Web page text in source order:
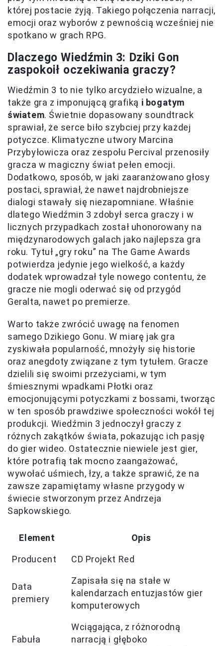
której postacie żyją. Takiego połączenia narracji,
emocji oraz wyborów z pewnością wcześniej nie
spotkano w grach RPG.
Dlaczego Wiedźmin 3: Dziki Gon
zaspokoił oczekiwania graczy?
Wiedźmin 3 to nie tylko arcydzieło wizualne, a
także gra z imponującą grafiką i bogatym
światem. Świetnie dopasowany soundtrack
sprawiał, że serce biło szybciej przy każdej
potyczce. Klimatyczne utwory Marcina
Przybyłowicza oraz zespołu Percival przenosiły
gracza w magiczny świat pełen emocji.
Dodatkowo, sposób, w jaki zaaranżowano głosy
postaci, sprawiał, że nawet najdrobniejsze
dialogi stawały się niezapomniane. Właśnie
dlatego Wiedźmin 3 zdobył serca graczy i w
licznych przypadkach został uhonorowany na
międzynarodowych galach jako najlepsza gra
roku. Tytuł „gry roku” na The Game Awards
potwierdza jedynie jego wielkość, a każdy
dodatek wprowadzał tyle nowego contentu, że
gracze nie mogli oderwać się od przygód
Geralta, nawet po premierze.
Warto także zwrócić uwagę na fenomen
samego Dzikiego Gonu. W miarę jak gra
zyskiwała popularność, mnożyły się historie
oraz anegdoty związane z tym tytułem. Gracze
dzielili się swoimi przeżyciami, w tym
śmiesznymi wpadkami Płotki oraz
emocjonującymi potyczkami z bossami, tworząc
w ten sposób prawdziwe społeczności wokół tej
produkcji. Wiedźmin 3 jednoczył graczy z
różnych zakątków świata, pokazując ich pasję
do gier wideo. Ostatecznie niewiele jest gier,
które potrafią tak mocno zaangażować,
wywołać uśmiech, łzy, a także sprawić, że na
zawsze zapamiętamy własne przygody w
świecie stworzonym przez Andrzeja
Sapkowskiego.
Element Opis
Producent CD Projekt Red
Data
premiery
Zapisała się na stałe w
kalendarzach entuzjastów gier
komputerowych
Fabuła
Wciągająca, z różnorodną
narracją i głęboko